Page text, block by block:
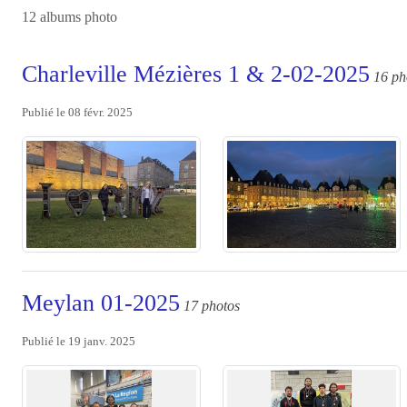
12 albums photo
Charleville Mézières 1 & 2-02-2025 16
Publié le 08 févr. 2025
Meylan 01-2025 17 photos
Publié le 19 janv. 2025